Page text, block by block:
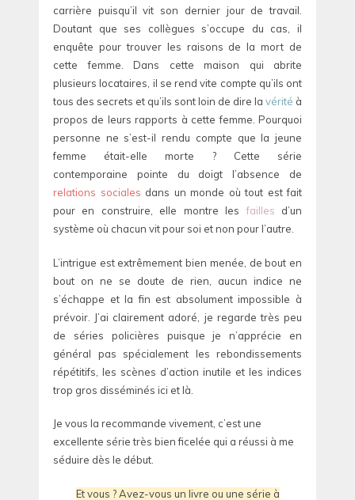
carrière puisqu’il vit son dernier jour de travail.
Doutant que ses collègues s’occupe du cas, il
enquête pour trouver les raisons de la mort de
cette femme. Dans cette maison qui abrite
plusieurs locataires, il se rend vite compte qu’ils ont
tous des secrets et qu’ils sont loin de dire la vérité à
propos de leurs rapports à cette femme. Pourquoi
personne ne s’est-il rendu compte que la jeune
femme était-elle morte ? Cette série
contemporaine pointe du doigt l’absence de
relations sociales dans un monde où tout est fait
pour en construire, elle montre lesfailles d’un
système où chacun vit pour soi et non pour l’autre.
L’intrigue est extrêmement bien menée, de bout en
bout on ne se doute de rien, aucun indice ne
s’échappe et la fin est absolument impossible à
prévoir. J’ai clairement adoré, je regarde très peu
de séries policières puisque je n’apprécie en
général pas spécialement les rebondissements
répétitifs, les scènes d’action inutile et les indices
trop gros disséminés ici et là.
Je vous la recommande vivement, c’est une
excellente série très bien ficelée qui a réussi à me
séduire dès le début.
Et vous ? Avez-vous un livre ou une série à